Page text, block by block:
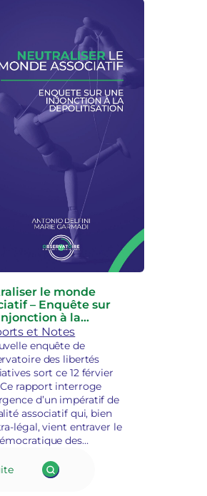
le monde
– Enquête sur
à la
et Notes
enquête de
des libertés
sort ce 12 férvier
rapport interroge
d’un impératif de
associatif qui, bien
légal, vient entraver le
des